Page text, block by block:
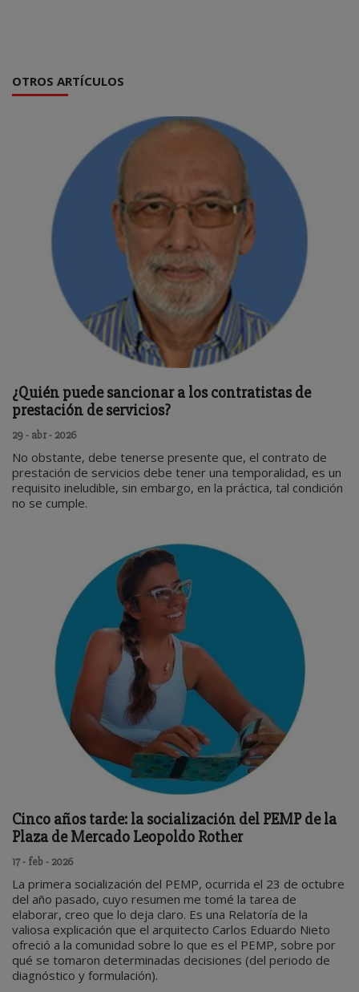
OTROS ARTÍCULOS
¿Quién puede sancionar a los contratistas de
prestación de servicios?
29 - abr - 2026
No obstante, debe tenerse presente que, el contrato de
prestación de servicios debe tener una temporalidad, es un
requisito ineludible, sin embargo, en la práctica, tal condición
no se cumple.
Cinco años tarde: la socialización del PEMP de la
Plaza de Mercado Leopoldo Rother
17 - feb - 2026
La primera socialización del PEMP, ocurrida el 23 de octubre
del año pasado, cuyo resumen me tomé la tarea de
elaborar, creo que lo deja claro. Es una Relatoría de la
valiosa explicación que el arquitecto Carlos Eduardo Nieto
ofreció a la comunidad sobre lo que es el PEMP, sobre por
qué se tomaron determinadas decisiones (del periodo de
diagnóstico y formulación).